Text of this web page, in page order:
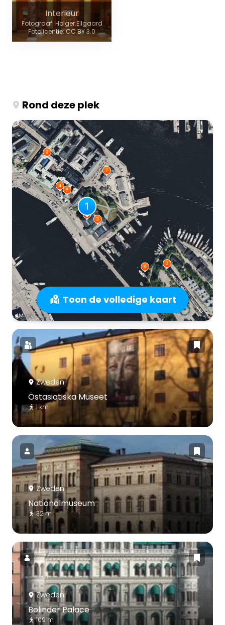
Interieur
Fotograaf: Holger.Ellgaard
Fotolicentie: CC BY 3.0
Rond deze plek
Toon de volledige kaart
Zweden
Östasiatiska Museet
1 km
Zweden
Nationalmuseum
32 m
Zweden
Bolinder Palace
109 m